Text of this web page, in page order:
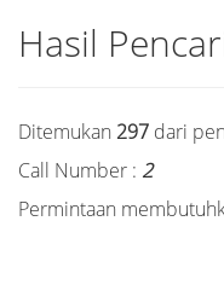
Hasil
Ditemukan 297 dari
Call Number : 2
Permintaan